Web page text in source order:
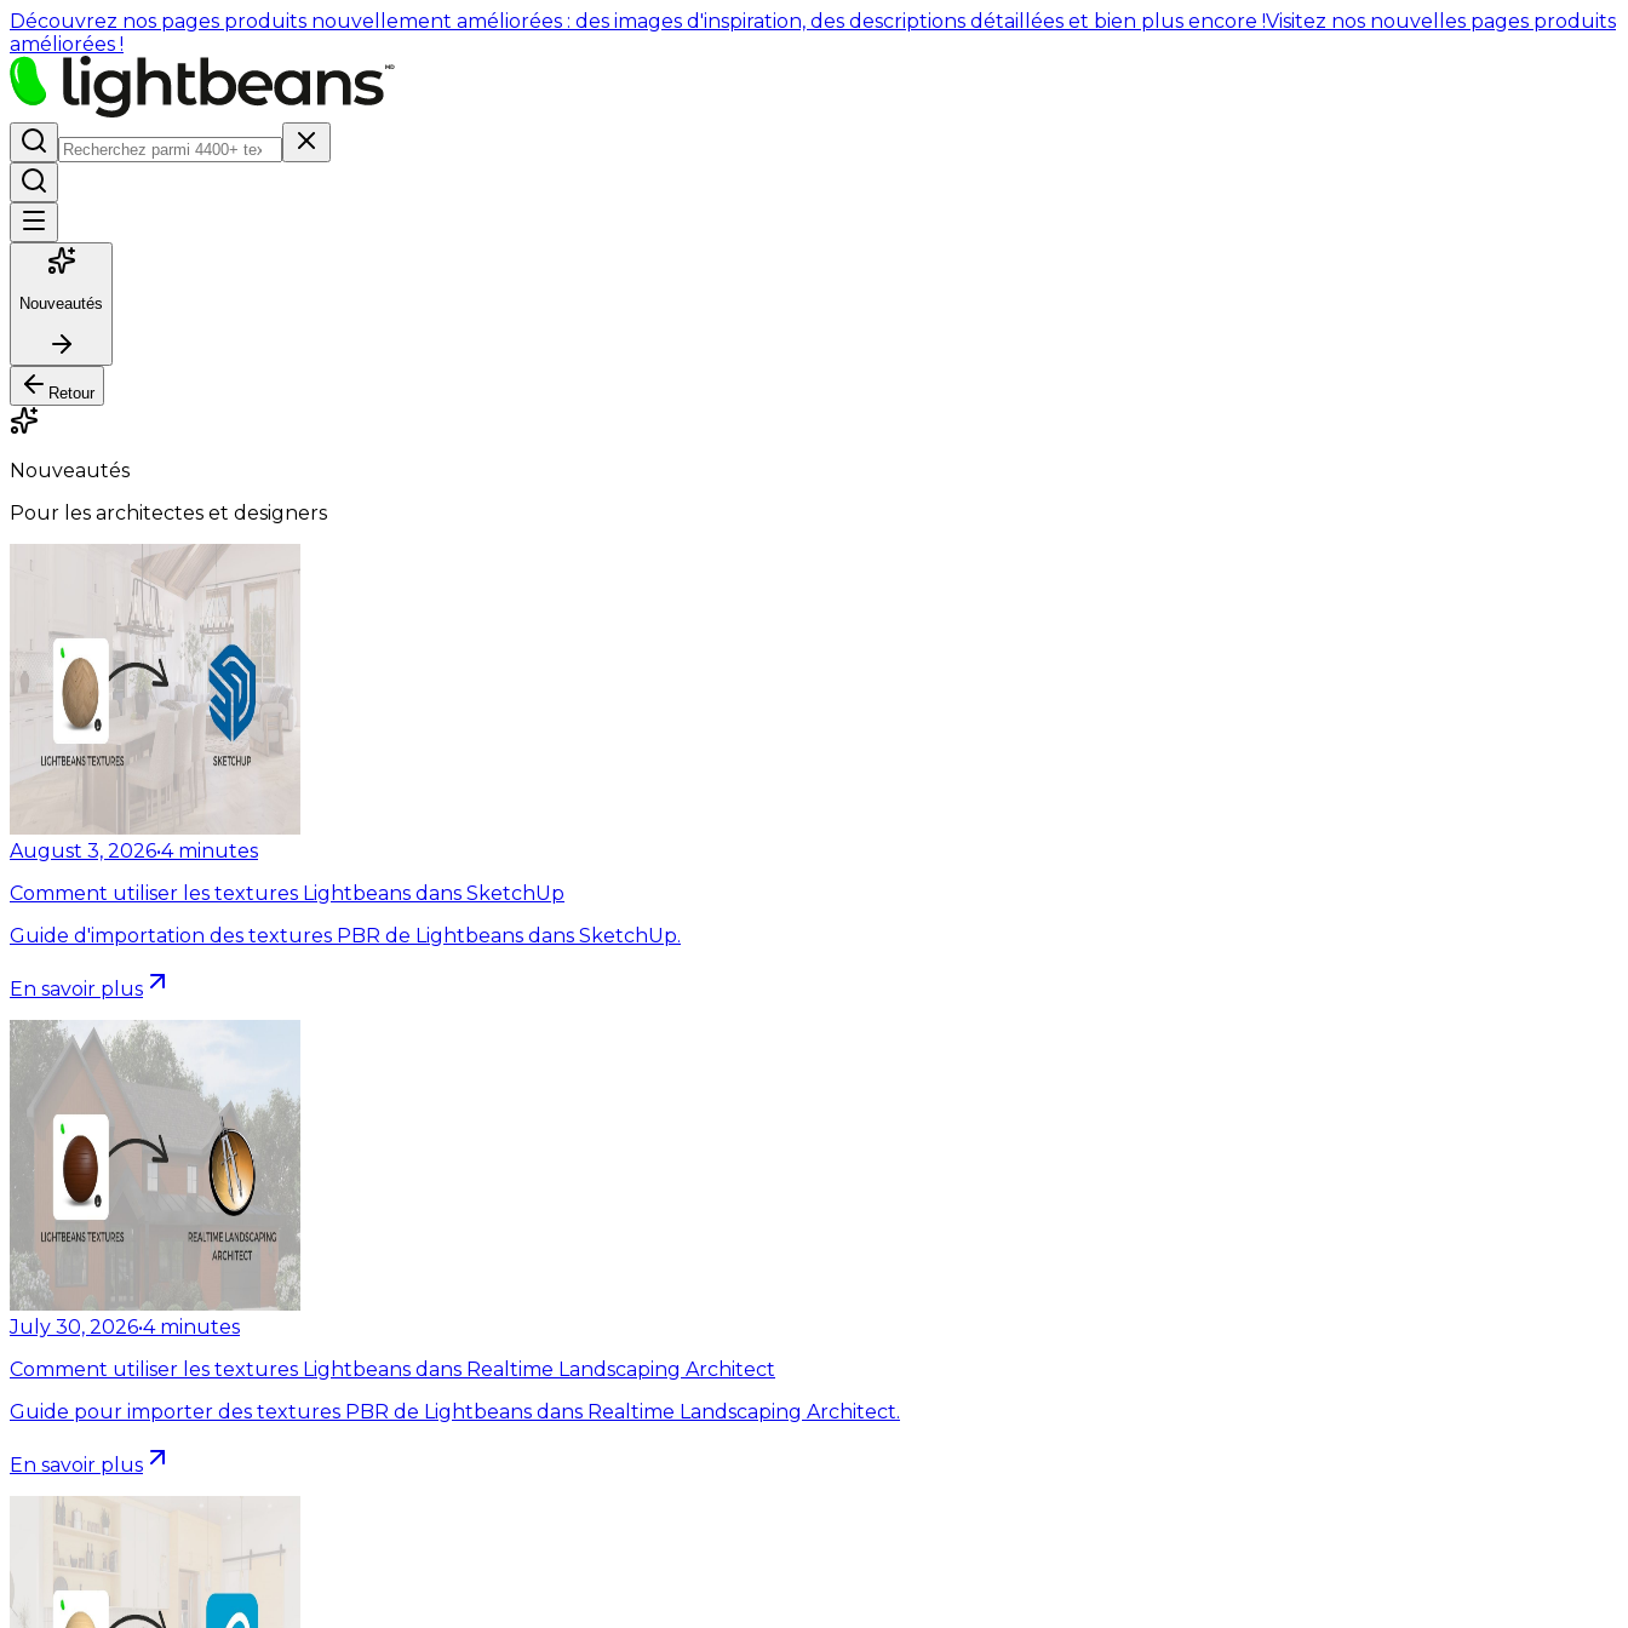
Découvrez nos pages produits nouvellement améliorées : des images d'inspiration, des descriptions détaillées et bien plus encore !Visitez nos nouvelles pages produits
améliorées !
Nouveautés
Retour
Nouveautés
Pour les architectes et designers
August 3, 2026•4 minutes
Comment utiliser les textures Lightbeans dans SketchUp
Guide d'importation des textures PBR de Lightbeans dans SketchUp.
En savoir plus
July 30, 2026•4 minutes
Comment utiliser les textures Lightbeans dans Realtime Landscaping Architect
Guide pour importer des textures PBR de Lightbeans dans Realtime Landscaping Architect.
En savoir plus